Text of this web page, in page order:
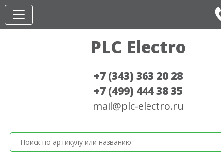
PLC Electro
+7 (343) 363 20 28
+7 (499) 444 38 35
mail@plc-electro.ru